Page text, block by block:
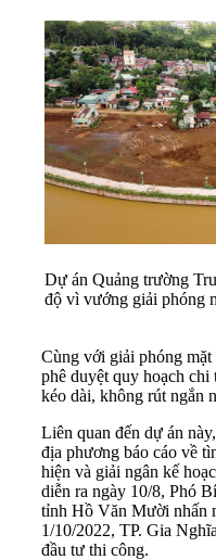
Dự án Quảng trường
độ vì vướng giải phóng
Cùng với giải phóng
phê duyệt quy hoạch
kéo dài, không rút ngắn
Liên quan đến dự án
địa phương báo cáo về
hiện và giải ngân kế
diễn ra ngày 10/8, Phó
tỉnh Hồ Văn Mười nhấn
1/10/2022, TP. Gia
đầu tư thi công.